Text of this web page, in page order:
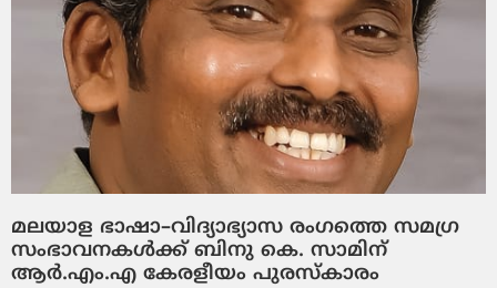
മലയാള ഭാഷാ–വിദ്യാഭ്യാസ രംഗത്തെ സമഗ്ര
സംഭാവനകൾക്ക് ബിനു കെ. സാമിന്
ആർ.എം.എ കേരളീയം പുരസ്‌കാരം